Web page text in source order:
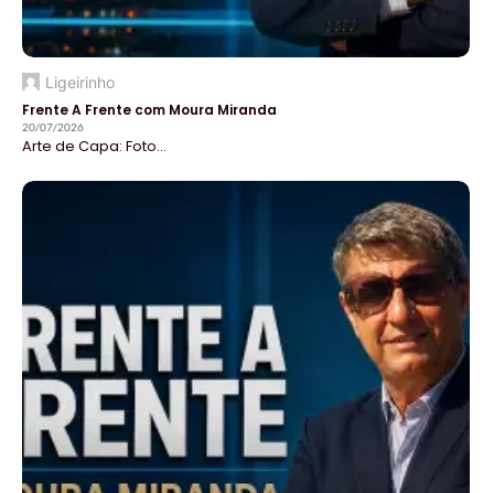
Ligeirinho
Frente A Frente com Moura Miranda
20/07/2026
Arte de Capa: Foto...